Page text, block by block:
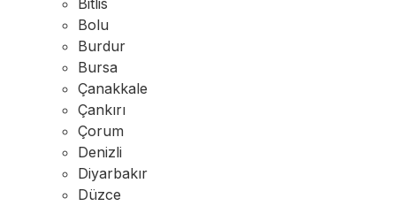
Bitlis
Bolu
Burdur
Bursa
Çanakkale
Çankırı
Çorum
Denizli
Diyarbakır
Düzce